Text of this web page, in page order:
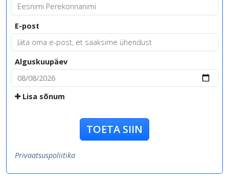
E-post
Alguskuupäev
Lisa sõnum
TOETA SIIN
Privaatsuspoliitika